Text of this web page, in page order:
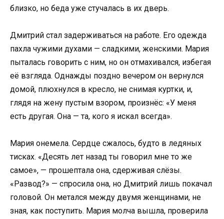
близко, но беда уже стучалась в их дверь.
Дмитрий стал задерживаться на работе. Его одежда
пахла чужими духами — сладкими, женскими. Мария
пыталась говорить с ним, но он отмахивался, избегая
её взгляда. Однажды поздно вечером он вернулся
домой, плюхнулся в кресло, не снимая куртки, и,
глядя на жену пустым взором, произнёс: «У меня
есть другая. Она — та, кого я искал всегда».
Мария онемела. Сердце сжалось, будто в ледяных
тисках. «Десять лет назад ты говорил мне то же
самое», — прошептала она, сдерживая слёзы.
«Развод?» — спросила она, но Дмитрий лишь покачал
головой. Он метался между двумя женщинами, не
зная, как поступить. Мария молча вышла, проверила